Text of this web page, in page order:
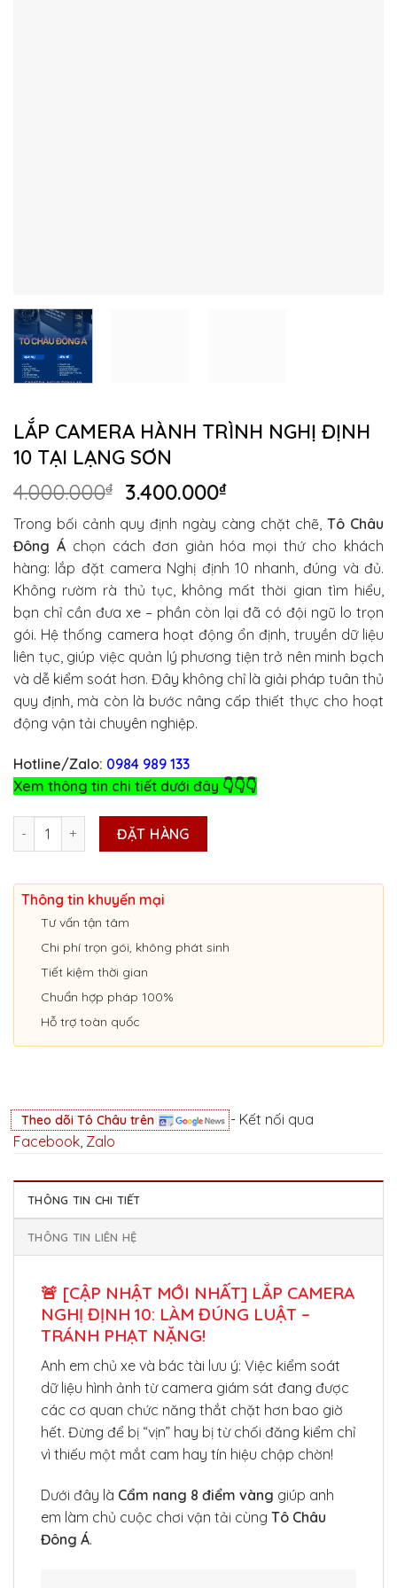
LẮP CAMERA HÀNH TRÌNH NGHỊ ĐỊNH
10 TẠI LẠNG SƠN
4.000.000₫
Giá
gốc
là:
4.000.000₫.
3.400.000₫Giá
hiện
tại
là:
3.400.000₫.
Trong bối cảnh quy định ngày càng chặt chẽ,Tô Châu
Đông Áchọn cách đơn giản hóa mọi thứ cho khách
hàng: lắp đặt camera Nghị định 10 nhanh, đúng và đủ.
Không rườm rà thủ tục, không mất thời gian tìm hiểu,
bạn chỉ cần đưa xe – phần còn lại đã có đội ngũ lo trọn
gói. Hệ thống camera hoạt động ổn định, truyền dữ liệu
liên tục, giúp việc quản lý phương tiện trở nên minh bạch
và dễ kiểm soát hơn. Đây không chỉ là giải pháp tuân thủ
quy định, mà còn là bước nâng cấp thiết thực cho hoạt
động vận tải chuyên nghiệp.
Hotline/Zalo: 0984 989 133
Xem thông tin chi tiết dưới đây 👇👇👇
LẮP CAMERA HÀNH TRÌNH NGHỊ ĐỊNH 10 TẠI LẠNG SƠN số lượng
ĐẶT HÀNG
Thông tin khuyến mại
Tư vấn tận tâm
Chi phí trọn gói, không phát sinh
Tiết kiệm thời gian
Chuẩn hợp pháp 100%
Hỗ trợ toàn quốc
Theo dõi Tô Châu trên
- Kết nối qua
Facebook, Zalo
THÔNG TIN CHI TIẾT
THÔNG TIN LIÊN HỆ
🚨 [CẬP NHẬT MỚI NHẤT] LẮP CAMERA
NGHỊ ĐỊNH 10: LÀM ĐÚNG LUẬT –
TRÁNH PHẠT NẶNG!
Anh em chủ xe và bác tài lưu ý: Việc kiểm soát
dữ liệu hình ảnh từ camera giám sát đang được
các cơ quan chức năng thắt chặt hơn bao giờ
hết. Đừng để bị “vịn” hay bị từ chối đăng kiểm chỉ
vì thiếu một mắt cam hay tín hiệu chập chờn!
Dưới đây là Cẩm nang 8 điểm vàng giúp anh
em làm chủ cuộc chơi vận tải cùng Tô Châu
Đông Á.